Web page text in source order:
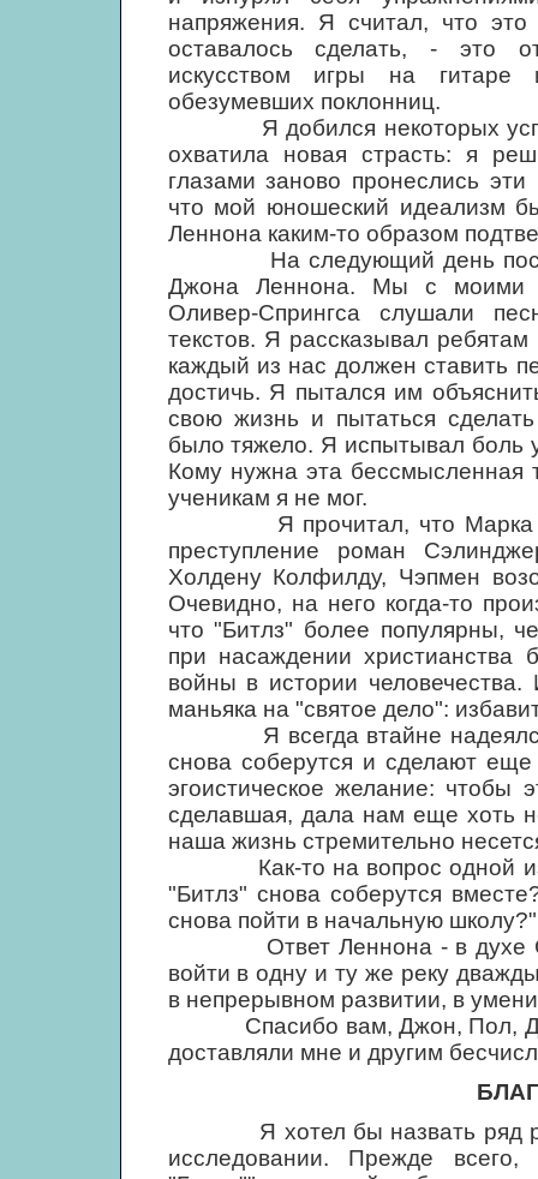
напряжения. Я считал, что
оставалось сделать, - это
искусством игры на гитаре
обезумевших поклонниц.
Я добился некоторых
охватила новая страсть: я
глазами заново пронеслись
что мой юношеский идеализм
Леннона каким-то образом
На следующий день после
Джона Леннона. Мы с моими
Оливер-Спрингса слушали
текстов. Я рассказывал
каждый из нас должен ставить
достичь. Я пытался им
свою жизнь и пытаться
было тяжело. Я испытывал боль
Кому нужна эта бессмысленная
ученикам я не мог.
Я прочитал, что Марка
преступление роман
Холдену Колфилду, Чэпмен
Очевидно, на него когда-то
что "Битлз" более популярны,
при насаждении
войны в истории
маньяка на "святое дело":
Я всегда втайне надеялся,
снова соберутся и сделают
эгоистическое желание: чтобы
сделавшая, дала нам еще хоть
наша жизнь стремительно
Как-то на вопрос одной из
"Битлз" снова соберутся
снова пойти в начальную школу?"
Ответ Леннона - в духе
войти в одну и ту же реку
в непрерывном развитии, в
Спасибо вам, Джон, Пол,
доставляли мне и другим
Я хотел бы назвать ряд
исследовании. Прежде